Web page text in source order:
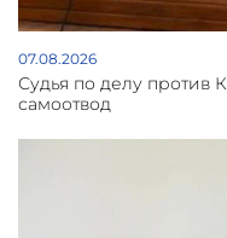
07.08.2026
Судья по делу против
самоотвод